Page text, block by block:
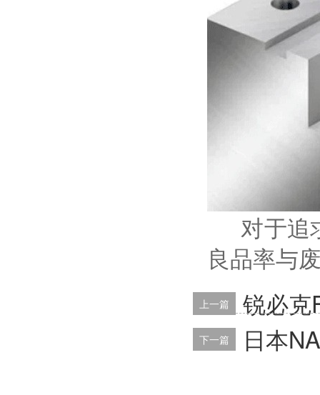
对于追
良品率与
上一篇 锐必克
下一篇 日本